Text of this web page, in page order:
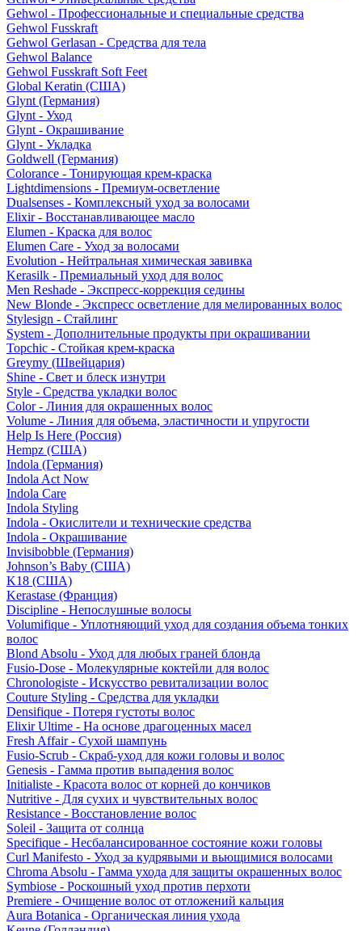
Gehwol - Профессиональные и специальные средства
Gehwol Fusskraft
Gehwol Gerlasan - Средства для тела
Gehwol Balance
Gehwol Fusskraft Soft Feet
Global Keratin (США)
Glynt (Германия)
Glynt - Уход
Glynt - Окрашивание
Glynt - Укладка
Goldwell (Германия)
Colorance - Тонирующая крем-краска
Lightdimensions - Премиум-осветление
Dualsenses - Комплексный уход за волосами
Elixir - Восстанавливающее масло
Elumen - Краска для волос
Elumen Care - Уход за волосами
Evolution - Нейтральная химическая завивка
Kerasilk - Премиальный уход для волос
Men Reshade - Экспресс-коррекция седины
New Blonde - Экспресс осветление для мелированных волос
Stylesign - Стайлинг
System - Дополнительные продукты при окрашивании
Topchic - Стойкая крем-краска
Greymy (Швейцария)
Shine - Свет и блеск изнутри
Style - Средства укладки волос
Color - Линия для окрашенных волос
Volume - Линия для объема, эластичности и упругости
Help Is Here (Россия)
Hempz (США)
Indola (Германия)
Indola Act Now
Indola Care
Indola Styling
Indola - Окислители и технические средства
Indola - Окрашивание
Invisibobble (Германия)
Johnson’s Baby (США)
K18 (США)
Kerastase (Франция)
Discipline - Непослушные волосы
Volumifique - Уплотняющий уход для создания объема тонких
волос
Blond Absolu - Уход для любых граней блонда
Fusio-Dose - Молекулярные коктейли для волос
Chronologiste - Искусство ревитализации волос
Couture Styling - Средства для укладки
Densifique - Потеря густоты волос
Elixir Ultime - На основе драгоценных масел
Fresh Affair - Сухой шампунь
Fusio-Scrub - Скраб-уход для кожи головы и волос
Genesis - Гамма против выпадения волос
Initialiste - Красота волос от корней до кончиков
Nutritive - Для сухих и чувствительных волос
Resistance - Восстановление волос
Soleil - Защита от солнца
Specifique - Несбалансированное состояние кожи головы
Curl Manifesto - Уход за кудрявыми и вьющимися волосами
Chroma Absolu - Гамма ухода для защиты окрашенных волос
Symbiose - Роскошный уход против перхоти
Premiere - Очищение волос от отложений кальция
Aura Botanica - Органическая линия ухода